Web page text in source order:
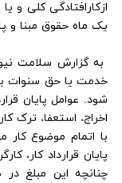
ازکارافتادگی کلی و
یک ماه حقوق مبنا و
به گزارش سلامت
خدمت یا حق سنوات با
شود. عوامل پایان
اخراج، استعفا، ترک
با اتمام موضوع کار
پایان قرارداد کار،
چنانچه این مبلغ